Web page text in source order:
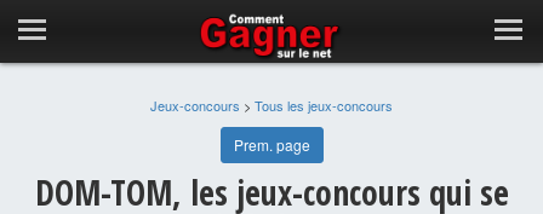
Jeux-concours > Tous les jeux-concours
Prem. page
DOM-TOM, les jeux-concours qui se